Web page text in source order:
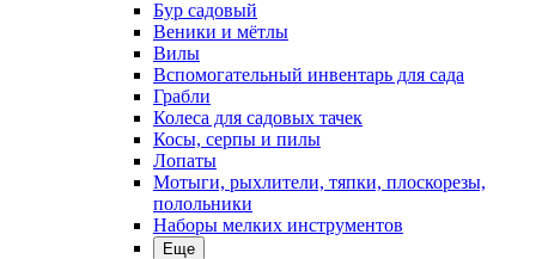
Бур садовый
Веники и мётлы
Вилы
Вспомогательный инвентарь для сада
Грабли
Колеса для садовых тачек
Косы, серпы и пилы
Лопаты
Мотыги, рыхлители, тяпки, плоскорезы,
полольники
Наборы мелких инструментов
Еще